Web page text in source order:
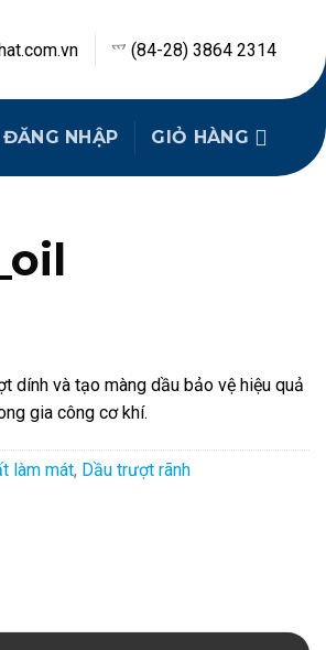
(84-28) 3864 2314
ĐĂNG NHẬP GIỎ HÀNG
dính và tạo màng dầu bảo vệ hiệu quả
gia công cơ khí.
làm mát, Dầu trượt rãnh